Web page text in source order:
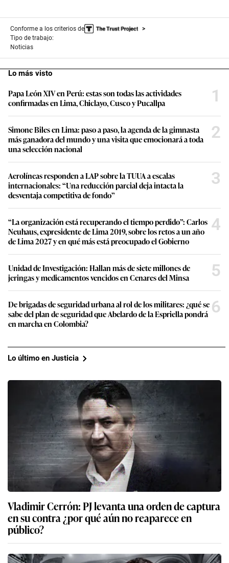
Conforme a los criterios de
Tipo de trabajo:
Noticias
Lo más visto
Papa León XIV en Perú: estas son todas las actividades
confirmadas en Lima, Chiclayo, Cusco y Pucallpa
1
Simone Biles en Lima: paso a paso, la agenda de la gimnasta
más ganadora del mundo y una visita que emocionará a toda
una selección nacional
2
Aerolíneas responden a LAP sobre la TUUA a escalas
internacionales: “Una reducción parcial deja intacta la
desventaja competitiva de fondo”
3
“La organización está recuperando el tiempo perdido”: Carlos
Neuhaus, expresidente de Lima 2019, sobre los retos a un año
de Lima 2027 y en qué más está preocupado el Gobierno
4
Unidad de Investigación: Hallan más de siete millones de
jeringas y medicamentos vencidos en Cenares del Minsa
5
De brigadas de seguridad urbana al rol de los militares: ¿qué se
sabe del plan de seguridad que Abelardo de la Espriella pondrá
en marcha en Colombia?
6
Lo último en Justicia
Vladimir Cerrón: PJ levanta una orden de captura
en su contra ¿por qué aún no reaparece en
público?